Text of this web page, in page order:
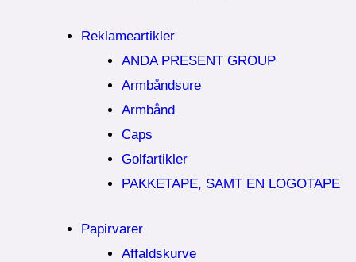
Reklameartikler
ANDA PRESENT GROUP
Armbåndsure
Armbånd
Caps
Golfartikler
PAKKETAPE, SAMT EN LOGOTAPE
Papirvarer
Affaldskurve